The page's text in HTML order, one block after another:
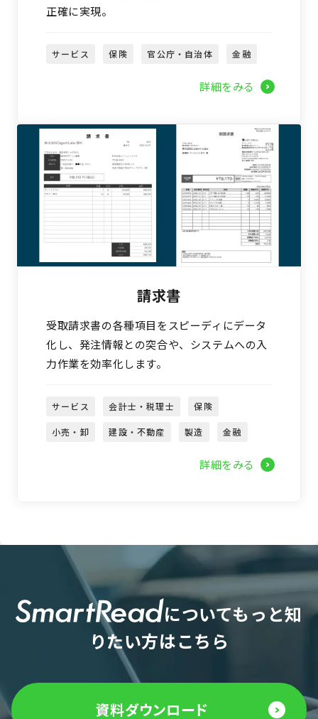
正確に実現。
サービス 保険 官公庁・自治体 金融
詳細をみる
請求書
受取請求書の各種項目をスピーディにデータ
化し、発注情報との突合や、システムへの入
力作業を効率化します。
サービス 会計士・税理士 保険
小売・卸 建設・不動産 製造 金融
詳細をみる
についてもっと知
りたい方はこちら
資料ダウンロード